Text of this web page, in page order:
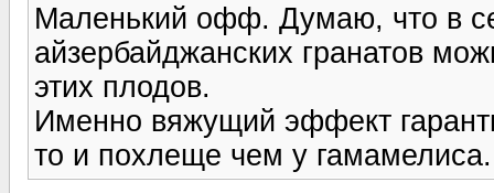
Маленький офф. Думаю, что в
айзербайджанских гранатов
этих плодов.
Именно вяжущий эффект
то и похлеще чем у гамамелиса.